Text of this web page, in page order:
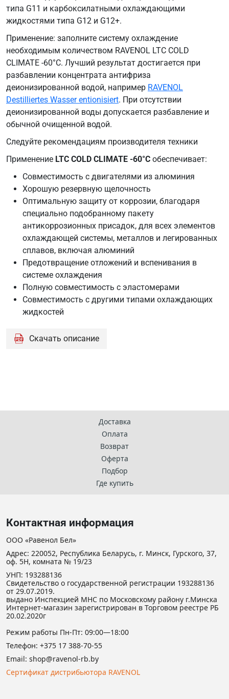
типа G11 и карбоксилатными охлаждающими
жидкостями типа G12 и G12+.
Применение: заполните систему охлаждение
необходимым количеством RAVENOL LTC COLD
CLIMATE -60°C. Лучший результат достигается при
разбавлении концентрата антифриза
деионизированной водой, например RAVENOL
Destilliertes Wasser entionisiert. При отсутствии
деионизированной воды допускается разбавление и
обычной очищенной водой.
Следуйте рекомендациям производителя техники
Применение LTC COLD CLIMATE -60°C обеспечивает:
Совместимость с двигателями из алюминия
Хорошую резервную щелочность
Оптимальную защиту от коррозии, благодаря
специально подобранному пакету
антикоррозионных присадок, для всех элементов
охлаждающей системы, металлов и легированных
сплавов, включая алюминий
Предотвращение отложений и вспенивания в
системе охлаждения
Полную совместимость с эластомерами
Совместимость с другими типами охлаждающих
жидкостей
Скачать описание
Доставка
Оплата
Возврат
Оферта
Подбор
Где купить
Контактная информация
ООО «Равенол Бел»
Адрес: 220052, Республика Беларусь, г. Минск, Гурского, 37,
оф. 5Н, комната № 19/23
УНП: 193288136
Свидетельство о государственной регистрации 193288136
от 29.07.2019.
выдано Инспекцией МНС по Московскому району г.Минска
Интернет-магазин зарегистрирован в Торговом реестре РБ
20.02.2020г
Режим работы Пн-Пт: 09:00—18:00
Телефон: +375 17 388-70-55
Email: shop@ravenol-rb.by
Сертификат дистрибьютора RAVENOL